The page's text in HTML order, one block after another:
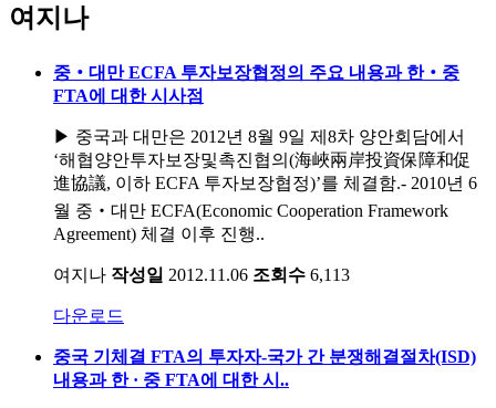
여지나
중‧대만 ECFA 투자보장협정의 주요 내용과 한‧중
FTA에 대한 시사점
▶ 중국과 대만은 2012년 8월 9일 제8차 양안회담에서
‘해협양안투자보장및촉진협의(海峽兩岸投資保障和促
進協議, 이하 ECFA 투자보장협정)’를 체결함.- 2010년 6
월 중‧대만 ECFA(Economic Cooperation Framework
Agreement) 체결 이후 진행..
여지나 작성일 2012.11.06 조회수 6,113
다운로드
중국 기체결 FTA의 투자자-국가 간 분쟁해결절차(ISD)
내용과 한 · 중 FTA에 대한 시..